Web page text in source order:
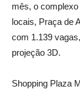
mês, o
locais, Praça de
com 1.139
projeção 3D.
Shopping Plaza